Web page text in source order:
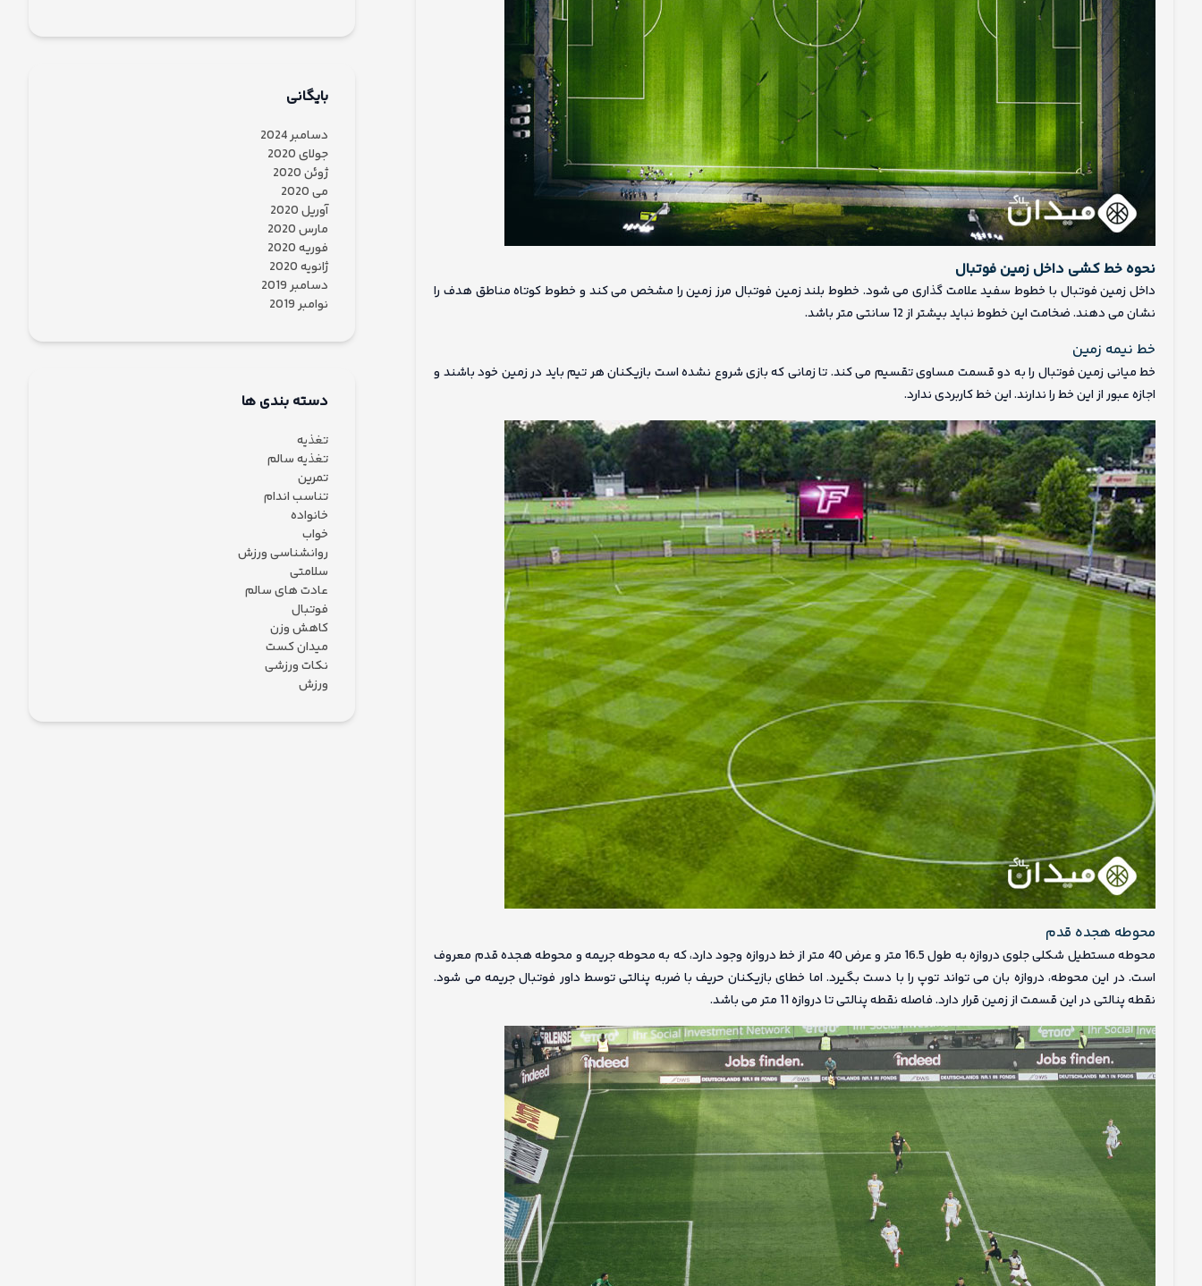
نحوه خط کشی داخل زمین فوتبال
داخل زمین فوتبال با خطوط سفید علامت گذاری می شود. خطوط بلند زمین فوتبال مرز زمین را مشخص می کند و خطوط کوتاه مناطق هدف را
نشان می دهند. ضخامت این خطوط نباید بیشتر از 12 سانتی متر باشد.
خط نیمه زمین
خط میانی زمین فوتبال را به دو قسمت مساوی تقسیم می کند. تا زمانی که بازی شروع نشده است بازیکنان هر تیم باید در زمین خود باشند و
اجازه عبور از این خط را ندارند. این خط کاربردی ندارد.
محوطه هجده قدم
محوطه مستطیل شکلی جلوی دروازه به طول 16.5 متر و عرض 40 متر از خط دروازه وجود دارد، که به محوطه جریمه و محوطه هجده قدم معروف
است. در این محوطه، دروازه بان می تواند توپ را با دست بگیرد. اما خطای بازیکنان حریف با ضربه پنالتی توسط داور فوتبال جریمه می شود.
نقطه پنالتی در این قسمت از زمین قرار دارد. فاصله نقطه پنالتی تا دروازه 11 متر می باشد.
بایگانی
دسامبر 2024
جولای 2020
ژوئن 2020
می 2020
آوریل 2020
مارس 2020
فوریه 2020
ژانویه 2020
دسامبر 2019
نوامبر 2019
دسته بندی ها
تغذیه
تغذیه سالم
تمرین
تناسب اندام
خانواده
خواب
روانشناسی ورزش
سلامتی
عادت های سالم
فوتبال
کاهش وزن
میدان کست
نکات ورزشی
ورزش